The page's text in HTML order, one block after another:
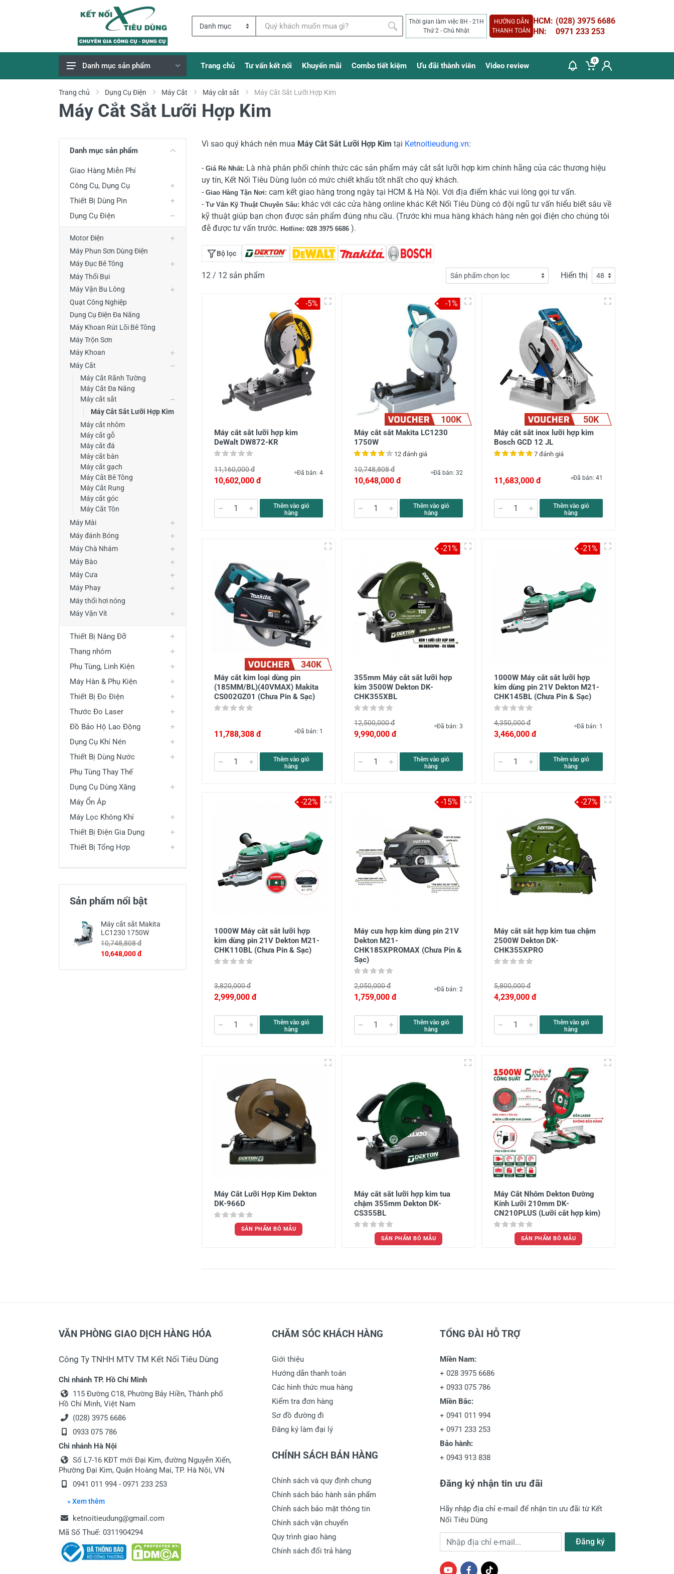
Thời gian làm việc 8H - 21H
Thứ 2 - Chủ Nhật
HƯỚNG DẪN
THANH TOÁN
HCM: (028) 3975 6686
HN:
0971 233 253
Giao Hàng Miễn Phí
Công Cụ, Dụng Cụ
Phụ Tùng, Linh Kiện
Máy Hàn & Phụ Kiện
Thước Đo Laser
Đồ Bảo Hộ Lao Động
Danh mục sản phẩm Trang chủ Tư vấn kết nối Khuyến mãi Combo tiết kiệm Ưu đãi thành viên Video review
0
Trang chủ Dụng Cụ Điện Máy Cắt Máy cắt sắt Máy Cắt Sắt Lưỡi Hợp Kim
Máy Cắt Sắt Lưỡi Hợp Kim
Danh mục sản phẩm
Giao Hàng Miễn Phí
Công Cụ, Dụng Cụ
Thiết Bị Dùng Pin
Dụng Cụ Điện
Motor Điện
Máy Phun Sơn Dùng Điện
Máy Đục Bê Tông
Máy Thổi Bụi
Máy Vặn Bu Lông
Quạt Công Nghiệp
Dụng Cụ Điện Đa Năng
Máy Khoan Rút Lõi Bê Tông
Máy Trộn Sơn
Máy Khoan
Máy Cắt
Máy Cắt Rãnh Tường
Máy Cắt Đa Năng
Máy cắt sắt
Máy Cắt Sắt Lưỡi Hợp Kim
Máy cắt nhôm
Máy cắt gỗ
Máy cắt đá
Máy cắt bàn
Máy cắt gạch
Máy Cắt Bê Tông
Máy Cắt Rung
Máy cắt góc
Máy Cắt Tôn
Máy Mài
Máy đánh Bóng
Máy Chà Nhám
Máy Bào
Máy Cưa
Máy Phay
Máy thổi hơi nóng
Máy Vặn Vít
Thiết Bị Nâng Đỡ
Thang nhôm
Phụ Tùng, Linh Kiện
Máy Hàn & Phụ Kiện
Thiết Bị Đo Điện
Thước Đo Laser
Đồ Bảo Hộ Lao Động
Dụng Cụ Khí Nén
Thiết Bị Dùng Nước
Phụ Tùng Thay Thế
Dụng Cụ Dùng Xăng
Máy Ổn Áp
Máy Lọc Không Khí
Thiết Bị Điện Gia Dụng
Thiết Bị Tổng Hợp
Sản phẩm nổi bật
Máy cắt sắt Makita
LC1230 1750W
10,748,808 đ
10,648,000 đ
Vì sao quý khách nên mua Máy Cắt Sắt Lưỡi Hợp Kim tại Ketnoitieudung.vn:
- Giá Rẻ Nhất: Là nhà phân phối chính thức các sản phẩm máy cắt sắt lưỡi hợp kim chính hãng của các thương hiệu
uy tín, Kết Nối Tiêu Dùng luôn có mức chiết khấu tốt nhất cho quý khách.
- Giao Hàng Tận Nơi: cam kết giao hàng trong ngày tại HCM & Hà Nội. Với địa điểm khác vui lòng gọi tư vấn.
- Tư Vấn Kỹ Thuật Chuyên Sâu: khác với các cửa hàng online khác Kết Nối Tiêu Dùng có đội ngũ tư vấn hiểu biết sâu về
kỹ thuật giúp bạn chọn được sản phẩm đúng nhu cầu. (Trước khi mua hàng khách hàng nên gọi điện cho chúng tôi
đễ được tư vấn trước. Hotline: 028 3975 6686 ).
Bộ lọc
12 / 12 sản phẩm Hiển thị
Máy cắt sắt lưỡi hợp kim
DeWalt DW872-KR
11,160,000 đ
10,602,000 đ
Đã bán: 4
Thêm vào giỏ
hàng
-5%
100K
Máy cắt sắt Makita LC1230
1750W
12 đánh giá
10,748,808 đ
10,648,000 đ
Đã bán: 32
Thêm vào giỏ
hàng
-1%
50K
Máy cắt sắt inox lưỡi hợp kim
Bosch GCD 12 JL
7 đánh giá
11,683,000 đ Đã bán: 41
Thêm vào giỏ
hàng
340K
Máy cắt kim loại dùng pin
(185MM/BL)(40VMAX) Makita
CS002GZ01 (Chưa Pin & Sạc)
11,788,308 đ Đã bán: 1
Thêm vào giỏ
hàng
355mm Máy cắt sắt lưỡi hợp
kim 3500W Dekton DK-
CHK355XBL
12,500,000 đ
9,990,000 đ
Đã bán: 3
Thêm vào giỏ
hàng
-21%
1000W Máy cắt sắt lưỡi hợp
kim dùng pin 21V Dekton M21-
CHK145BL (Chưa Pin & Sạc)
4,350,000 đ
3,466,000 đ
Đã bán: 1
Thêm vào giỏ
hàng
-21%
1000W Máy cắt sắt lưỡi hợp
kim dùng pin 21V Dekton M21-
CHK110BL (Chưa Pin & Sạc)
3,820,000 đ
2,999,000 đ
Thêm vào giỏ
hàng
-22%
Máy cưa hợp kim dùng pin 21V
Dekton M21-
CHK185XPROMAX (Chưa Pin &
Sạc)
2,050,000 đ
1,759,000 đ
Đã bán: 2
Thêm vào giỏ
hàng
-15%
Máy cắt sắt hợp kim tua chậm
2500W Dekton DK-
CHK355XPRO
5,800,000 đ
4,239,000 đ
Thêm vào giỏ
hàng
-27%
Máy Cắt Lưỡi Hợp Kim Dekton
DK-966D
SẢN PHẨM BỎ MẪU
Máy cắt sắt lưỡi hợp kim tua
chậm 355mm Dekton DK-
CS355BL
SẢN PHẨM BỎ MẪU
Máy Cắt Nhôm Dekton Đường
Kính Lưỡi 210mm DK-
CN210PLUS (Lưỡi cắt hợp kim)
SẢN PHẨM BỎ MẪU
VĂN PHÒNG GIAO DỊCH HÀNG HÓA
Công Ty TNHH MTV TM Kết Nối Tiêu Dùng
Chi nhánh TP. Hồ Chí Minh
115 Đường C18, Phường Bảy Hiền, Thành phố
Hồ Chí Minh, Việt Nam
(028) 3975 6686
0933 075 786
Chi nhánh Hà Nội
Số L7-16 KĐT mới Đại Kim, đường Nguyễn Xiển,
Phường Đại Kim, Quận Hoàng Mai, TP. Hà Nội, VN
0941 011 994 - 0971 233 253
» Xem thêm
ketnoitieudung@gmail.com
Mã Số Thuế: 0311904294
CHĂM SÓC KHÁCH HÀNG
Giới thiệu
Hướng dẫn thanh toán
Các hình thức mua hàng
Kiểm tra đơn hàng
Sơ đồ đường đi
Đăng ký làm đại lý
CHÍNH SÁCH BÁN HÀNG
Chính sách và quy định chung
Chính sách bảo hành sản phẩm
Chính sách bảo mật thông tin
Chính sách vận chuyển
Quy trình giao hàng
Chính sách đổi trả hàng
TỔNG ĐÀI HỖ TRỢ
Miền Nam:
+ 028 3975 6686
+ 0933 075 786
Miền Bắc:
+ 0941 011 994
+ 0971 233 253
Bảo hành:
+ 0943 913 838
Đăng ký nhận tin ưu đãi
Hãy nhập địa chỉ e-mail để nhận tin ưu đãi từ Kết
Nối Tiêu Dùng
Địa chỉ e-mail Đăng ký